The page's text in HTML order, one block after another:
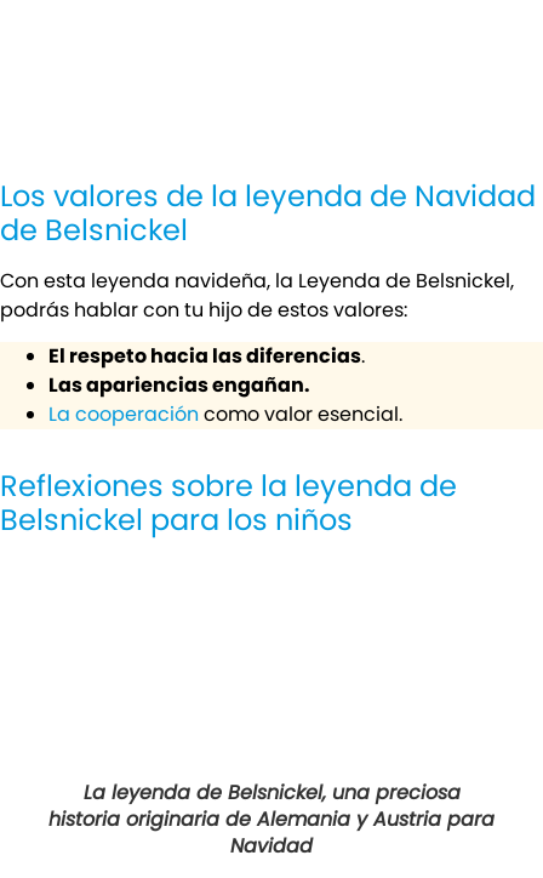
Los valores de la leyenda de Navidad
de Belsnickel
Con esta leyenda navideña, la Leyenda de Belsnickel,
podrás hablar con tu hijo de estos valores:
El respeto hacia las diferencias.
Las apariencias engañan.
La cooperacióncomo valor esencial.
Reflexiones sobre la leyenda de
Belsnickel para los niños
La leyenda de Belsnickel, una preciosa
historia originaria de Alemania y Austria para
Navidad